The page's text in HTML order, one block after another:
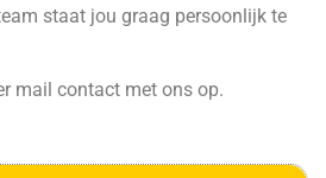
staat jou graag persoonlijk te
mail contact met ons op.